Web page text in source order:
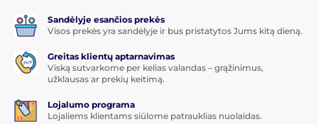
Sandėlyje esančios prekės
Visos prekės yra sandėlyje ir bus pristatytos Jums kitą dieną.
Greitas klientų aptarnavimas
Viską sutvarkome per kelias valandas – grąžinimus,
užklausas ar prekių keitimą.
Lojalumo programa
Lojaliems klientams siūlome patrauklias nuolaidas.